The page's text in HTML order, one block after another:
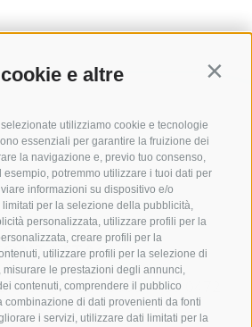
e altre
selezionate utilizziamo cookie e tecnologie
essenziali per garantire la fruizione dei
la navigazione e, previo tuo consenso,
esempio, potremmo utilizzare i tuoi dati per
informazioni su dispositivo e/o
per la selezione della pubblicità,
personalizzata, utilizzare profili per la
creare profili per la
utilizzare profili per la selezione di
le prestazioni degli annunci,
contenuti, comprendere il pubblico
combinazione di dati provenienti da fonti
i servizi, utilizzare dati limitati per la
/+39 0472 760608/+39 0472
632372